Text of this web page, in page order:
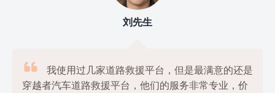
刘先生

我使用过几家道路救援平台，但是最满意的还是
穿越者汽车道路救援平台，他们的服务非常专业，价